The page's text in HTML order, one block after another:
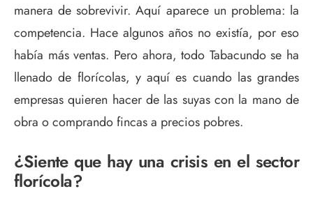
manera de sobrevivir. Aquí aparece un problema: la
competencia. Hace algunos años no existía, por eso
había más ventas. Pero ahora, todo Tabacundo se ha
llenado de florícolas, y aquí es cuando las grandes
empresas quieren hacer de las suyas con la mano de
obra o comprando fincas a precios pobres.
¿Siente que hay una crisis en el sector
florícola?